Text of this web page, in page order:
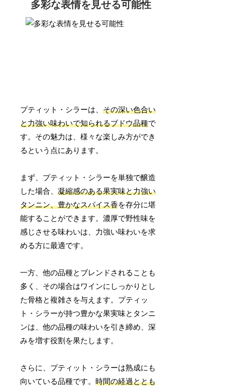
多彩な表情を見せる可能性
プティット・シラーは、その深い色合い
と力強い味わいで知られるブドウ品種で
す。その魅力は、様々な楽しみ方ができ
るという点にあります。
まず、プティット・シラーを単独で醸造
した場合、凝縮感のある果実味と力強い
タンニン、豊かなスパイス香を存分に堪
能することができます。濃厚で野性味を
感じさせる味わいは、力強い味わいを求
める方に最適です。
一方、他の品種とブレンドされることも
多く、その場合はワインにしっかりとし
た骨格と複雑さを与えます。プティッ
ト・シラーが持つ豊かな果実味とタンニ
ンは、他の品種の味わいを引き締め、深
みを増す役割を果たします。
さらに、プティット・シラーは熟成にも
向いている品種です。時間の経過ととも